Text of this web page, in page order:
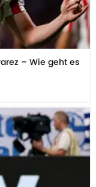
– Wie geht es